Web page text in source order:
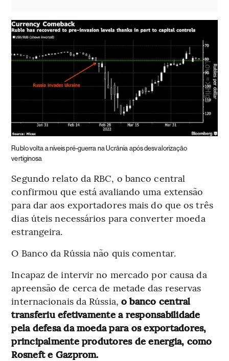
Rublo volta a níveis pré-guerra na Ucrânia após desvalorização
vertiginosa
Segundo relato da RBC, o banco central
confirmou que está avaliando uma extensão
para dar aos exportadores mais do que os três
dias úteis necessários para converter moeda
estrangeira.
O Banco da Rússia não quis comentar.
Incapaz de intervir no mercado por causa da
apreensão de cerca de metade das reservas
internacionais da Rússia, o banco central
transferiu efetivamente a responsabilidade
pela defesa da moeda para os exportadores,
principalmente produtores de energia, como
Rosneft e Gazprom.